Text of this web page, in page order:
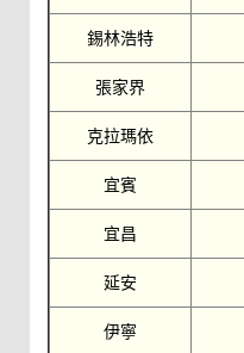
錫林浩特
張家界
克拉瑪依
宜賓
宜昌
延安
伊寧